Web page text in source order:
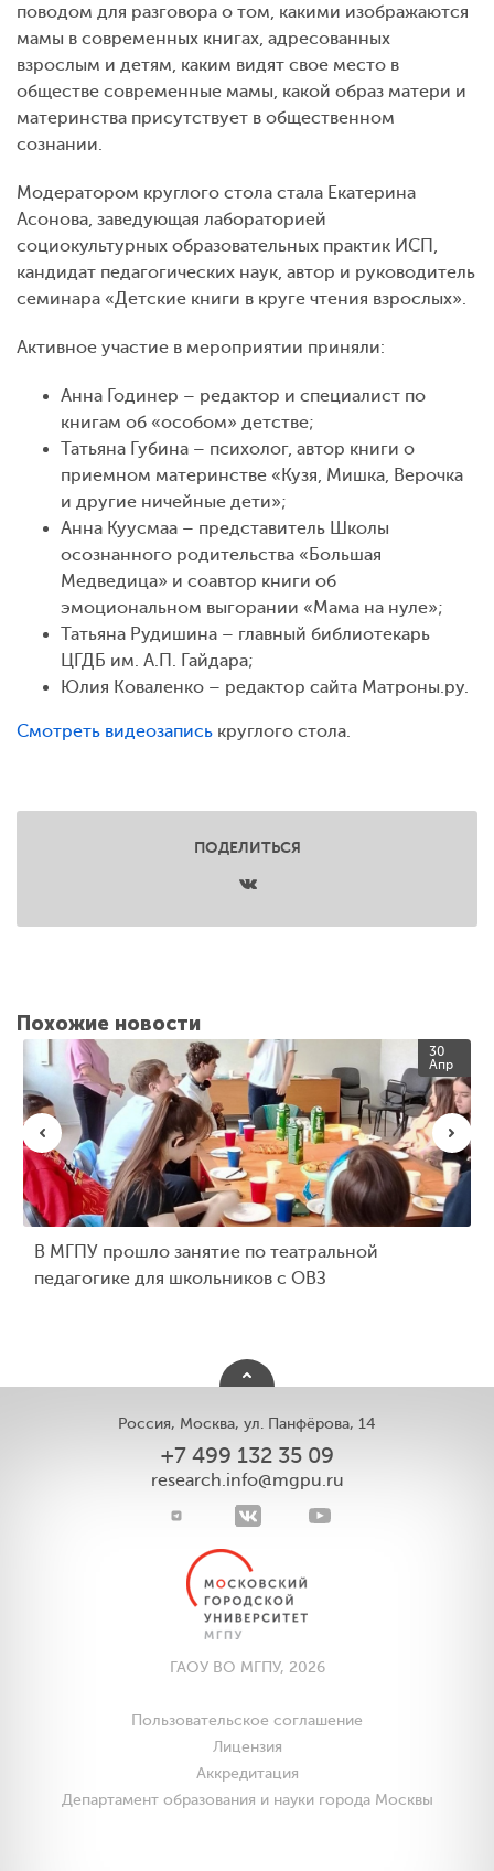
поводом для разговора о том, какими изображаются
мамы в современных книгах, адресованных
взрослым и детям, каким видят свое место в
обществе современные мамы, какой образ матери и
материнства присутствует в общественном
сознании.
Модератором круглого стола стала Екатерина
Асонова, заведующая лабораторией
социокультурных образовательных практик ИСП,
кандидат педагогических наук, автор и руководитель
семинара «Детские книги в круге чтения взрослых».
Активное участие в мероприятии приняли:
Анна Годинер – редактор и специалист по
книгам об «особом» детстве;
Татьяна Губина – психолог, автор книги о
приемном материнстве «Кузя, Мишка, Верочка
и другие ничейные дети»;
Анна Куусмаа – представитель Школы
осознанного родительства «Большая
Медведица» и соавтор книги об
эмоциональном выгорании «Мама на нуле»;
Татьяна Рудишина – главный библиотекарь
ЦГДБ им. А.П. Гайдара;
Юлия Коваленко – редактор сайта Матроны.ру.
Смотреть видеозапись круглого стола.
ПОДЕЛИТЬСЯ
Похожие новости
30
Апр
В МГПУ прошло занятие по театральной
педагогике для школьников с ОВЗ
Россия, Москва, ул. Панфёрова, 14
+7 499 132 35 09
research.info@mgpu.ru
ГАОУ ВО МГПУ, 2026
Пользовательское соглашение
Лицензия
Аккредитация
Департамент образования и науки города Москвы